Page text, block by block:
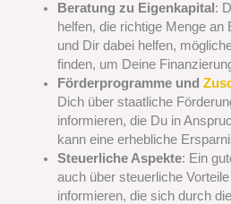
Beratung zu Eigenkapital :
helfen, die richtige Menge an
und Dir dabei helfen,
finden, um Deine
Förderprogramme und
Dich über staatliche
informieren, die Du in
kann eine erhebliche
Steuerliche Aspekte: Ein
auch über steuerliche
informieren, die sich durch